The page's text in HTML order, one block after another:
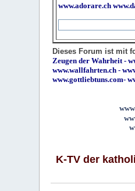
www.adorare.ch
Dieses Forum ist mit
Zeugen der Wahrheit-
www.wallfahrten.ch -
www.gottliebtuns.com-
K-TV der